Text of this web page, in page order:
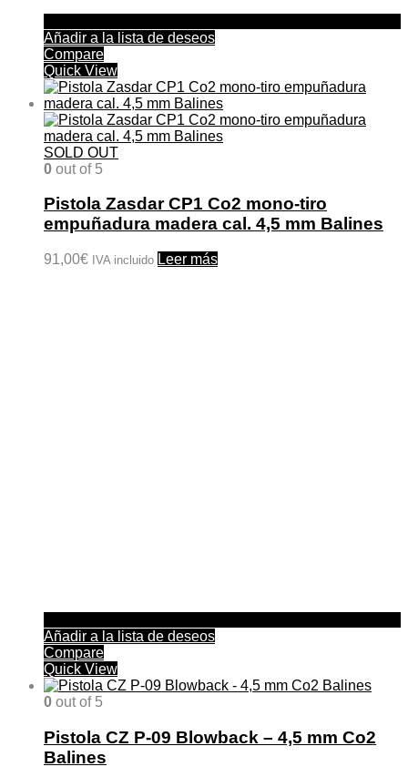
Añadir a la lista de deseos
Compare
Quick View
SOLD OUT
0 out of 5
Pistola Zasdar CP1 Co2 mono-tiro
empuñadura madera cal. 4,5 mm Balines
91,00€ IVA incluido Leer más
Añadir a la lista de deseos
Compare
Quick View
0 out of 5
Pistola CZ P-09 Blowback – 4,5 mm Co2
Balines